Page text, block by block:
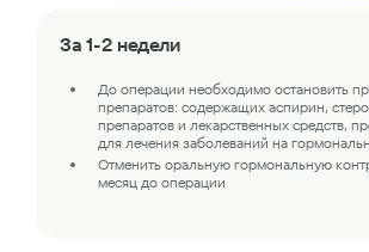
За 1-2 недели
До операции необходимо остановить
препаратов: содержащих аспирин,
препаратов и лекарственных средств,
для лечения заболеваний на
Отменить оральную гормональную
месяц до операции